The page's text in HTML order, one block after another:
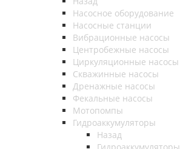
Насосное оборудование
Насосные станции
Вибрационные насосы
Центробежные насосы
Циркуляционные насосы
Скважинные насосы
Дренажные насосы
Фекальные насосы
Мотопомпы
Гидроаккумуляторы
Назад
Гидроаккумуляторы